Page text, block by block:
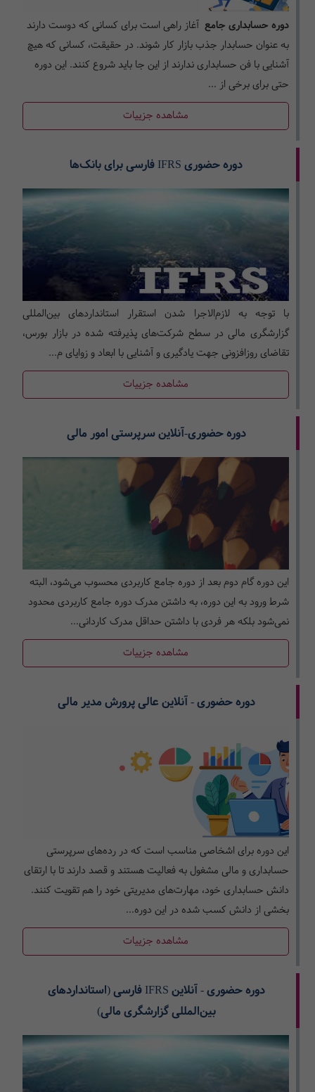
دوره حسابداری جامع آغاز راهی است برای کسانی که دوست دارند
به عنوان حسابدار جذب بازار کار شوند. در حقیقت، کسانی که هیچ
آشنایی با فن حسابداری ندارند از این جا باید شروع کنند. این دوره
حتی برای برخی از ...
مشاهده جزییات
دوره حضوری IFRS فارسی برای بانک‌ها
با توجه به لازم‌الاجرا شدن استقرار استانداردهای بین‌المللی
گزارشگری مالی در سطح شرکت­‌های پذیرفته­ شده در بازار بورس،
تقاضای روزافزونی جهت یادگیری و آشنایی با ابعاد و زوایای م...
مشاهده جزییات
دوره حضوری-آنلاین سرپرستی امور مالی
این دوره گام دوم بعد از دوره جامع کاربردی محسوب می‌­شود، البته
شرط ورود به این دوره، به داشتن مدرک دوره جامع کاربردی محدود
نمی‌­شود بلکه هر فردی با داشتن حداقل مدرک کاردانی...
مشاهده جزییات
دوره حضوری - آنلاین عالی پرورش مدیر مالی
این دوره برای اشخاصی مناسب است که در رده‌­های سرپرستی
حسابداری و مالی مشغول به فعالیت هستند و قصد دارند تا با ارتقای
دانش حسابداری خود، مهارت­‌های مدیریتی خود را هم تقویت کنند.
بخشی از دانش کسب شده در این دوره...
مشاهده جزییات
دوره حضوری - آنلاین IFRS فارسی (استانداردهای
بین‌المللی گزارشگری مالی)